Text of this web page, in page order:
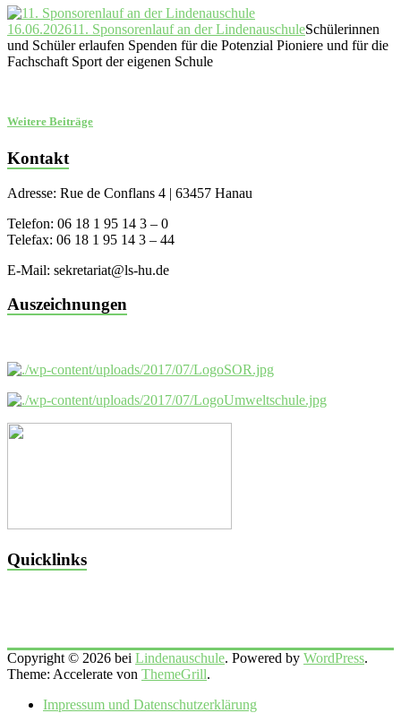
16.06.202611. Sponsorenlauf an der LindenauschuleSchülerinnen
und Schüler erlaufen Spenden für die Potenzial Pioniere und für die
Fachschaft Sport der eigenen Schule
Weitere Beiträge
Kontakt
Adresse: Rue de Conflans 4 | 63457 Hanau
Telefon: 06 18 1 95 14 3 – 0
Telefax: 06 18 1 95 14 3 – 44
E-Mail: sekretariat@ls-hu.de
Auszeichnungen
Quicklinks
Copyright © 2026 bei Lindenauschule. Powered by WordPress.
Theme: Accelerate von ThemeGrill.
Impressum und Datenschutzerklärung